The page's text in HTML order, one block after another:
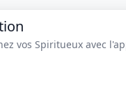
vos Spiritueux avec